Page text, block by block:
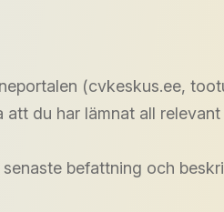
(cvkeskus.ee,
du har lämnat all
befattning och